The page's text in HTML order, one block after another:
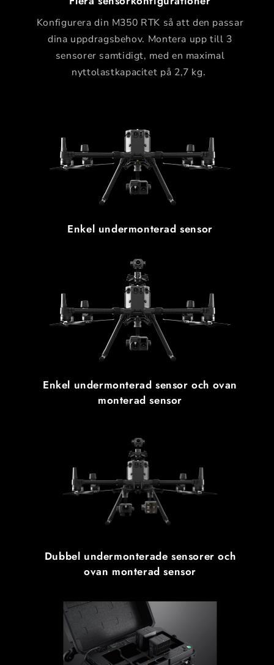
Konfigurera din M350 RTK så att den passar
dina uppdragsbehov. Montera upp till 3
sensorer samtidigt, med en maximal
nyttolastkapacitet på 2,7 kg.
Enkel undermonterad sensor
Enkel undermonterad sensor och ovan
monterad sensor
Dubbel undermonterade sensorer och
ovan monterad sensor